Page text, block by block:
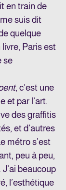
en train de
suis dit
quelque
livre, Paris est
se
, c’est une
et par l’art.
des graffitis
et d’autres
métro s’est
peu à peu,
beaucoup
l’esthétique